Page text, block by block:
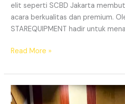
elit seperti SCBD Jakarta
acara berkualitas dan premium.
STAREQUIPMENT hadir untuk
JASA
SOFA
&
KURSI
Read More »